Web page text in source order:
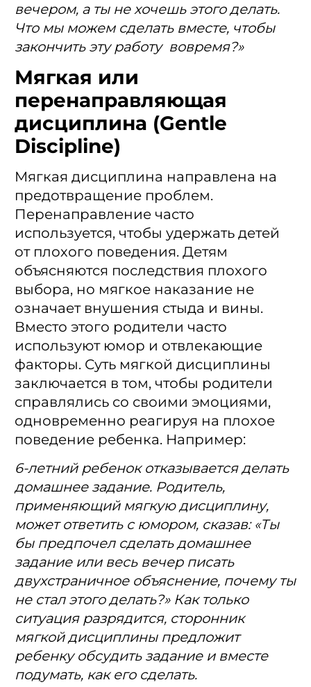
вечером, а ты не хочешь этого делать.
Что мы можем сделать вместе, чтобы
закончить эту работу вовремя?»
Мягкая или
перенаправляющая
дисциплина (Gentle
Discipline)
Мягкая дисциплина направлена ​​на
предотвращение проблем.
Перенаправление часто
используется, чтобы удержать детей
от плохого поведения. Детям
объясняются последствия плохого
выбора, но мягкое наказание не
означает внушения стыда и вины.
Вместо этого родители часто
используют юмор и отвлекающие
факторы. Суть мягкой дисциплины
заключается в том, чтобы родители
справлялись со своими эмоциями,
одновременно реагируя на плохое
поведение ребенка. Например:
6-летний ребенок отказывается делать
домашнее задание. Родитель,
применяющий мягкую дисциплину,
может ответить с юмором, сказав: «Ты
бы предпочел сделать домашнее
задание или весь вечер писать
двухстраничное объяснение, почему ты
не стал этого делать?» Как только
ситуация разрядится, сторонник
мягкой дисциплины предложит
ребенку обсудить задание и вместе
подумать, как его сделать.